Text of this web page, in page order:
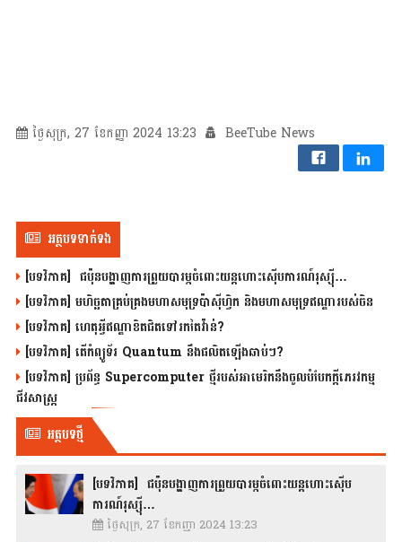
ថ្ងៃសុក្រ, 27 ខែកញ្ញា 2024 13:23 BeeTube News
អត្ថបទទាក់ទង
[បទវិភាគ] ជប៉ុនបង្ហាញការព្រួយបារម្ភចំពោះយន្តហោះស៊ើបការណ៍រុស្ស៊ី…
[បទវិភាគ] មហិច្ឆតាគ្រប់គ្រងមហាសមុទ្រប៉ាស៊ីហ្វិក និងមហាសមុទ្រឥណ្ឌារបស់ចិន
[បទវិភាគ] ហេតុអ្វីឥណ្ឌាខិតជិតទៅរកតៃវ៉ាន់?
[បទវិភាគ] តើកំព្យូទ័រ Quantum នឹងផលិតឡើងឆាប់ៗ?
[បទវិភាគ] ប្រព័ន្ធ Supercomputer ថ្មីរបស់អាមេរិកនឹងចូលបំបែកក្តីភេរវកម្ម
ជីវសាស្រ្ត
អត្ថបទថ្មី
[បទវិភាគ] ជប៉ុនបង្ហាញការព្រួយបារម្ភចំពោះយន្តហោះស៊ើប
ការណ៍រុស្ស៊ី…
ថ្ងៃសុក្រ, 27 ខែកញ្ញា 2024 13:23